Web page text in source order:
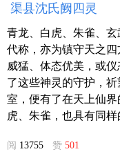
渠县沈氏阙四灵
青龙、白虎、朱雀、
代称，亦为镇守天之
威猛、体态优美，或
了这些神灵的守护，
室，便有了在天上仙
虎、朱雀，也具有同样
阅 13755 赞 501